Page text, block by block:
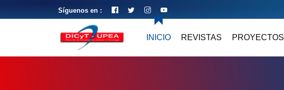
Síguenos en :
INICIO REVISTAS PROYECTOS